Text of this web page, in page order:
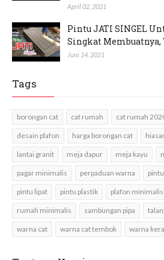
April 02, 2021
Pintu JATI SINGEL
Singkat
Juni 14, 2021
Tags
borongan cat cat rumah cat rumah
desain plafon harga borongan cat
lantai granit meja dapur meja kayu
pagar minimalis perpaduan warna
pintu lipat pintu plastik plafon minimalis
rumah minimalis sambungan pipa
warna cat warna cat tembok warna